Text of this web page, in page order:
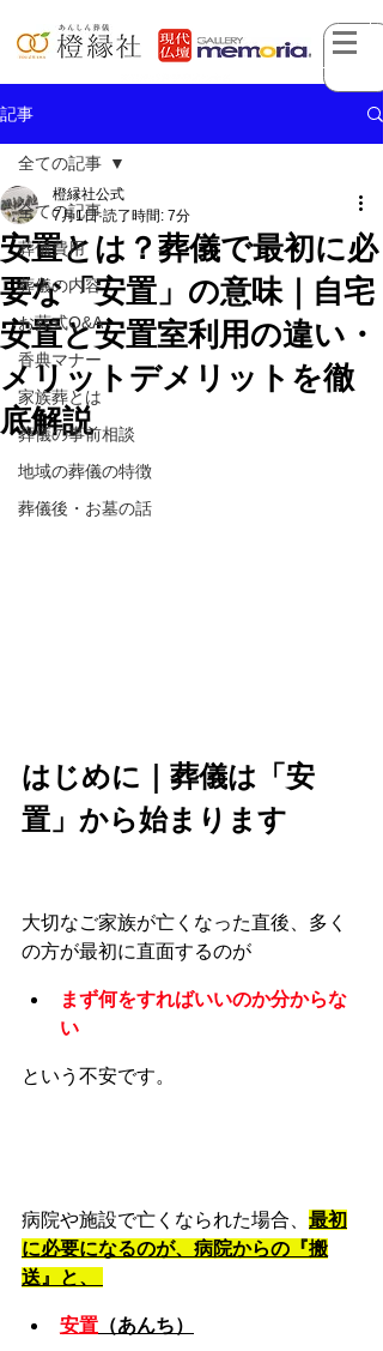
記事
全ての記事
葬儀費用
葬儀の内容
お葬式Q&A
香典マナー
家族葬とは
葬儀の事前相談
地域の葬儀の特徴
葬儀後・お墓の話
全ての記事
安置とは？葬儀で最初に必
要な「安置」の意味｜自宅
安置と安置室利用の違い・
メリットデメリットを徹
底解説
橙縁社公式
7月1日 読了時間: 7分
はじめに｜葬儀は「安
置」から始まります
大切なご家族が亡くなった直後、多く
の方が最初に直面するのが
まず何をすればいいのか分からな
い
という不安です。
病院や施設で亡くなられた場合、 最初
に必要になるのが、病院からの『搬
送』と、
安置 （あんち）